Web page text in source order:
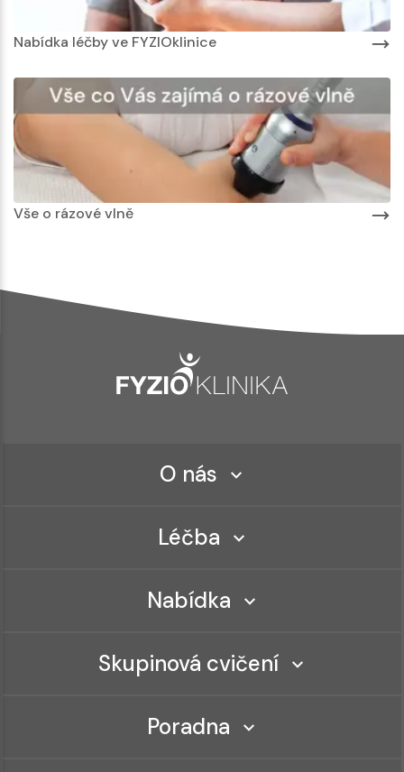
Nabídka léčby ve FYZIOklinice
Vše o rázové vlně
O nás
Léčba
Nabídka
Skupinová cvičení
Poradna